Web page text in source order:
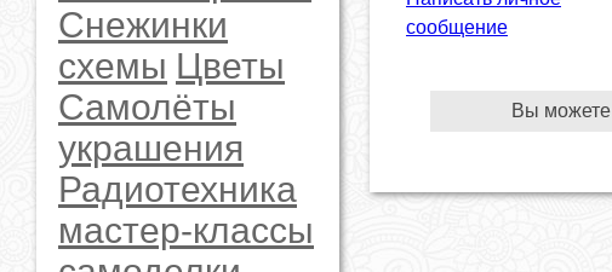
сообщение
Вы можете
Снежинки
схемы Цветы
Самолёты
украшения
Радиотехника
мастер-классы